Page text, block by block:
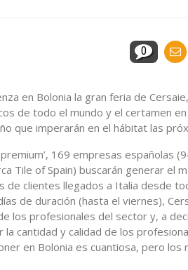
0
en Bolonia la gran feria de
de todo el mundo y el certamen
que imperarán en el hábitat las
169 empresas españolas
Tile of Spain) buscarán generar el
de clientes llegados a Italia desde
de duración (hasta el viernes),
los profesionales del sector y, a
la cantidad y calidad de los
en Bolonia es cuantiosa, pero los